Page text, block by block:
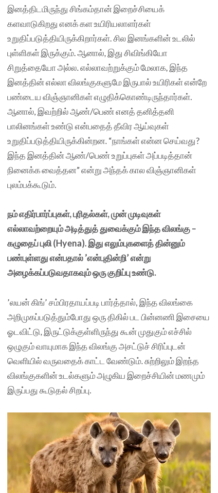
இனத்திடமிருந்து சிங்கம்தான் இறைச்சியைக்
களவாடுகிறது எனக் கள உயிரியலாளர்கள்
உறுதிப்படுத்தியிருக்கிறார்கள். சில இனங்களின் உடலில்
புள்ளிகள் இருக்கும். ஆனால், இது சிவிங்கியோ
சிறுத்தையோ அல்ல. எல்லாவற்றுக்கும் மேலாக, இந்த
இனத்தின் எல்லா விலங்குகளுமே இருபால் உயிரிகள் என்றே
பண்டைய விஞ்ஞானிகள் எழுதிக்கொண்டிருந்தார்கள்.
ஆனால், இவற்றில் ஆண்/பெண் எனத் தனித்தனி
பாலினங்கள் உண்டு என்பதைத் தீவிர ஆய்வுகள்
உறுதிப்படுத்தியிருக்கின்றன. “நாங்கள் என்ன செய்வது?
இந்த இனத்தின் ஆண்/பெண் உறுப்புகள் அப்படித்தான்
நினைக்க வைத்தன” என்று அந்தக் கால விஞ்ஞானிகள்
புலம்பக்கூடும்.
நம் எதிர்பார்ப்புகள், புரிதல்கள், முன் முடிவுகள்
எல்லாவற்றையும் அடித்துத் துவைக்கும் இந்த விலங்கு –
கழுதைப் புலி (Hyena). இது எலும்புகளைத் தின்னும்
பண்புள்ளது என்பதால் ’என்புதின்றி’ என்று
அழைக்கப்படுவதாகவும் ஒரு குறிப்பு உண்டு.
’லயன் கிங்’ சம்பிரதாயப்படி பார்த்தால், இந்த விலங்கை
அறிமுகப்படுத்தும்போது ஒரு திகில் பட பின்னணி இசையை
ஓடவிட்டு, இருட்டுக்குள்ளிருந்து கூன் முதுகும் எச்சில்
ஒழுகும் வாயுமாக இந்த விலங்கு அசட்டுச் சிரிப்புடன்
வெளியில் வருவதைக் காட்ட வேண்டும். சுற்றிலும் இறந்த
விலங்குகளின் உடல்களும் அழுகிய இறைச்சியின் மணமும்
இருப்பது கூடுதல் சிறப்பு.